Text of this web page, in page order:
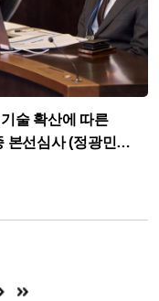
술 확산에 따른
본선심사 (정광민